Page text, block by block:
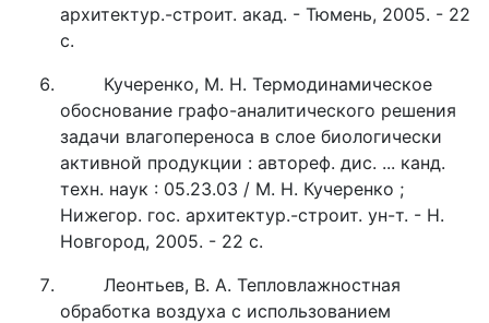
архитектур.-строит. акад. - Тюмень, 2005. - 22
с.
Кучеренко, М. Н. Термодинамическое
обоснование графо-аналитического решения
задачи влагопереноса в слое биологически
активной продукции : автореф. дис. ... канд.
техн. наук : 05.23.03 / М. Н. Кучеренко ;
Нижегор. гос. архитектур.-строит. ун-т. - Н.
Новгород, 2005. - 22 с.
Леонтьев, В. А. Тепловлажностная
обработка воздуха с использованием